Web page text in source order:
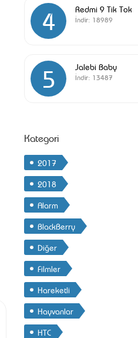
4 Redmi 9 Tik Tok
İndir: 18989
5 Jalebi Baby
İndir: 13487
Kategori
2017
2018
Alarm
BlackBerry
Diğer
Filmler
Hareketli
Hayvanlar
HTC